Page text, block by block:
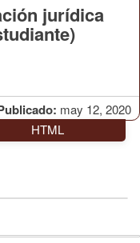
may 12, 2020
jurídica
HTML